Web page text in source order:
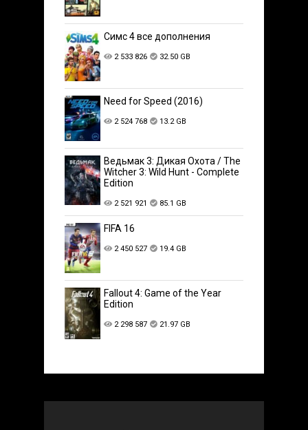
Симс 4 все дополнения
2 533 826 32.50 GB
Need for Speed (2016)
2 524 768 13.2 GB
Ведьмак 3: Дикая Охота / The
Witcher 3: Wild Hunt - Complete
Edition
2 521 921 85.1 GB
FIFA 16
2 450 527 19.4 GB
Fallout 4: Game of the Year
Edition
2 298 587 21.97 GB